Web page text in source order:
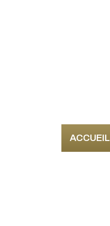
ACCUEIL